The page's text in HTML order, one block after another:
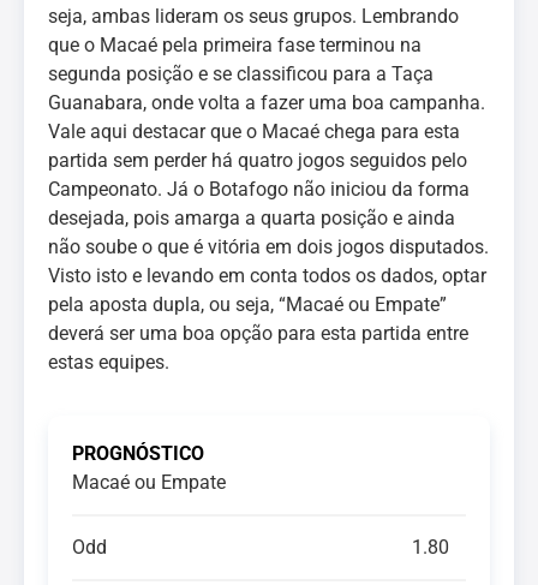
seja, ambas lideram os seus grupos. Lembrando
que o Macaé pela primeira fase terminou na
segunda posição e se classificou para a Taça
Guanabara, onde volta a fazer uma boa campanha.
Vale aqui destacar que o Macaé chega para esta
partida sem perder há quatro jogos seguidos pelo
Campeonato. Já o Botafogo não iniciou da forma
desejada, pois amarga a quarta posição e ainda
não soube o que é vitória em dois jogos disputados.
Visto isto e levando em conta todos os dados, optar
pela aposta dupla, ou seja, “Macaé ou Empate”
deverá ser uma boa opção para esta partida entre
estas equipes.
PROGNÓSTICO
Macaé ou Empate
Odd 1.80